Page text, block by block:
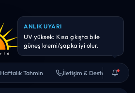
Haftalık Tahmin İletişim & Destek
BILGI
Aralıklı yağış ihtimali: İnce bir
yağmurluk işinizi görür.